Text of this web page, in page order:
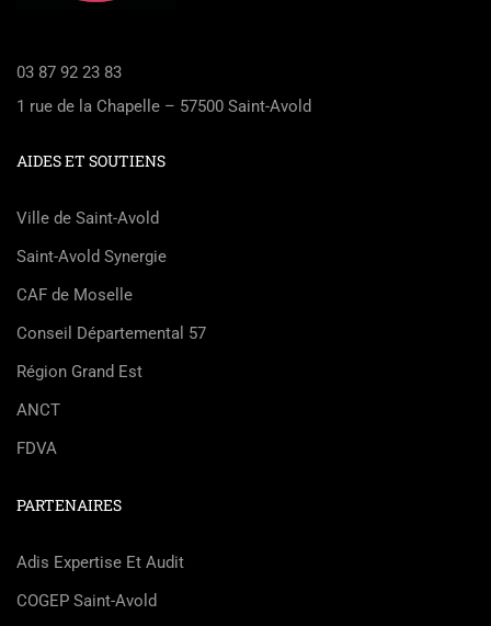
03 87 92 23 83
1 rue de la Chapelle – 57500 Saint-Avold
AIDES ET SOUTIENS
Ville de Saint-Avold
Saint-Avold Synergie
CAF de Moselle
Conseil Départemental 57
Région Grand Est
ANCT
FDVA
PARTENAIRES
Adis Expertise Et Audit
COGEP Saint-Avold